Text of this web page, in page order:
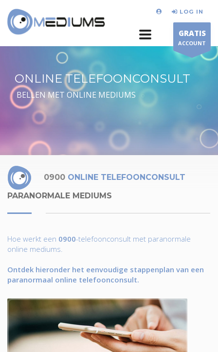
LOG IN
GRATIS
ACCOUNT
ONLINE TELEFOONCONSULT
BELLEN MET ONLINE MEDIUMS
0900 ONLINE TELEFOONCONSULT
PARANORMALE MEDIUMS
Hoe werkt een 0900-telefoonconsult met paranormale
online mediums.
Ontdek hieronder het eenvoudige stappenplan van een
paranormaal online telefoonconsult.